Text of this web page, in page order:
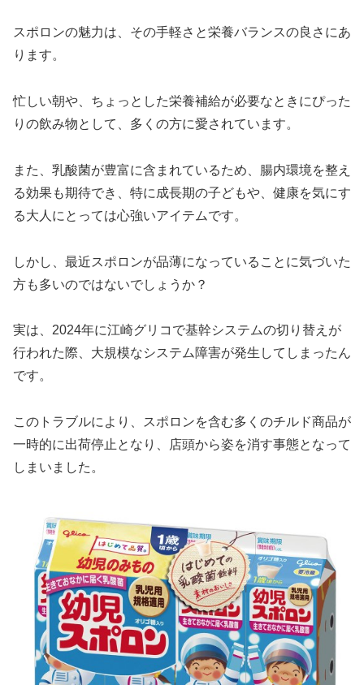
スポロンの魅力は、その手軽さと栄養バランスの良さにあ
ります。
忙しい朝や、ちょっとした栄養補給が必要なときにぴった
りの飲み物として、多くの方に愛されています。
また、乳酸菌が豊富に含まれているため、腸内環境を整え
る効果も期待でき、特に成長期の子どもや、健康を気にす
る大人にとっては心強いアイテムです。
しかし、最近スポロンが品薄になっていることに気づいた
方も多いのではないでしょうか？
実は、2024年に江崎グリコで基幹システムの切り替えが
行われた際、大規模なシステム障害が発生してしまったん
です。
このトラブルにより、スポロンを含む多くのチルド商品が
一時的に出荷停止となり、店頭から姿を消す事態となって
しまいました。